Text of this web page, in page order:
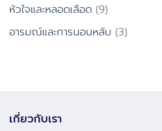
หัวใจและหลอดเลือด (9)
อารมณ์และการนอนหลับ (3)
เกี่ยวกับเรา